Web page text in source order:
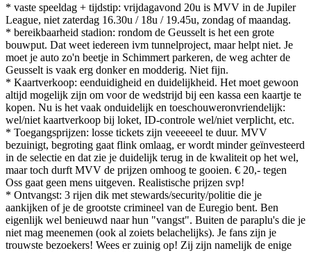
* vaste speeldag + tijdstip: vrijdagavond 20u is MVV in de Jupiler
League, niet zaterdag 16.30u / 18u / 19.45u, zondag of maandag.
* bereikbaarheid stadion: rondom de Geusselt is het een grote
bouwput. Dat weet iedereen ivm tunnelproject, maar helpt niet. Je
moet je auto zo'n beetje in Schimmert parkeren, de weg achter de
Geusselt is vaak erg donker en modderig. Niet fijn.
* Kaartverkoop: eenduidigheid en duidelijkheid. Het moet gewoon
altijd mogelijk zijn om voor de wedstrijd bij een kassa een kaartje te
kopen. Nu is het vaak onduidelijk en toeschouweronvriendelijk:
wel/niet kaartverkoop bij loket, ID-controle wel/niet verplicht, etc.
* Toegangsprijzen: losse tickets zijn veeeeeel te duur. MVV
bezuinigt, begroting gaat flink omlaag, er wordt minder geïnvesteerd
in de selectie en dat zie je duidelijk terug in de kwaliteit op het wel,
maar toch durft MVV de prijzen omhoog te gooien. € 20,- tegen
Oss gaat geen mens uitgeven. Realistische prijzen svp!
* Ontvangst: 3 rijen dik met stewards/security/politie die je
aankijken of je de grootste crimineel van de Euregio bent. Ben
eigenlijk wel benieuwd naar hun "vangst". Buiten de paraplu's die je
niet mag meenemen (ook al zoiets belachelijks). Je fans zijn je
trouwste bezoekers! Wees er zuinig op! Zij zijn namelijk de enige